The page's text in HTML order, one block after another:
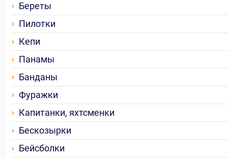
Береты
Пилотки
Кепи
Панамы
Банданы
Фуражки
Капитанки, яхтсменки
Бескозырки
Бейсболки